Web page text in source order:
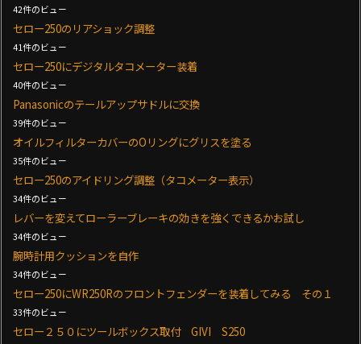
42件のビュー
セロー250のリアショック調整
41件のビュー
セロー250にデジタルタコメーター装着
40件のビュー
Panasonicのテールアップサドルに交換
39件のビュー
オイルフィルターカバーのOリングにグリスを塗る
35件のビュー
セロー250のアイドリング調整（タコメーター表示）
34件のビュー
レバーを変えてローラーブレーキの効きを強くできるかお試し
34件のビュー
腕時計用クッションを自作
34件のビュー
セロー250にWR250Rのフロントフェンダーを装着してみる その１
33件のビュー
セロー２５０にツールボックス取付 GIVI S250